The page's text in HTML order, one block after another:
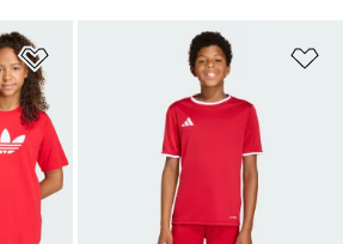
Añadir a la lista de deseos